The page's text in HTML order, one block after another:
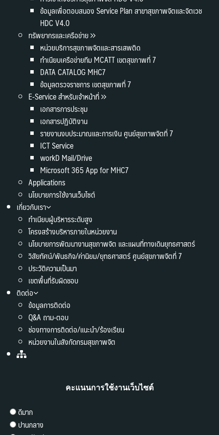
ข้อมูลเพื่อตอบสนอง Service Plan สาขาสุขภาพจิตและจิตเวช
HDC V4.0
ทรัพยากรและเครือข่าย
หน่วยบริการสุขภาพจิตและสารเสพติด
ทำเนียบเครือข่ายทีม MCATT เขตสุขภาพที่ 7
DATA CATALOG MHC7
ข้อมูลตรวจราชการ เขตสุขภาพที่ 7
E-Service สำหรับเจ้าหน้าที่
เอกสารการประชุม
เอกสารปฏิบัติงาน
รายงานงบประมาณและการเงิน ศูนย์สุขภาพจิตที่ 7
ICT Service
workD Mail/Drive
Microsoft 365 App for MHC7
Applications
นโยบายการใช้งานเว็บไซต์
เกี่ยวกับเรา
ทำเนียบผู้บริหารระดับสูง
โครงสร้างบริหารภายในหน่วยงาน
นโยบายการพัฒนางานสุขภาพจิต และแผนที่ทางเดินยุทธศาสตร์
วิสัยทัศน์/พันธกิจ/ค่านิยม/ยุทธศาสตร์ ศูนย์สุขภาพจิตที่ 7
ประวัติความเป็นมา
เขตพื้นที่รับผิดชอบ
ติดต่อ
ข้อมูลการติดต่อ
Q&A ถาม-ตอบ
ช่องทางการติดต่อ/แนะนำ/ร้องเรียน
หน่วยงานในสังกัดกรมสุขภาพจิต
คะแนนการใช้งานเว็บไซต์
ดีมาก
ปานกลาง